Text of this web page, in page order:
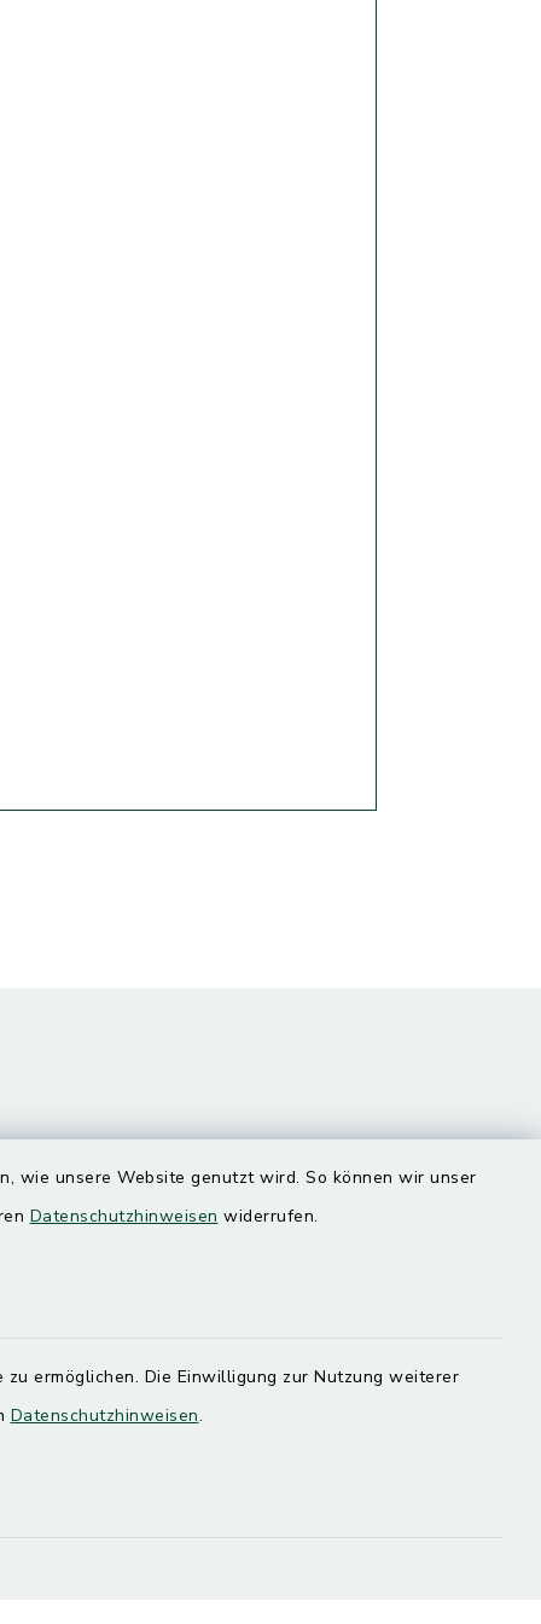
wie unsere Website genutzt wird. So können wir unser
Datenschutzhinweisen widerrufen.
ermöglichen. Die Einwilligung zur Nutzung weiterer
Datenschutzhinweisen.
Quicklinks
SoNNe e. V.